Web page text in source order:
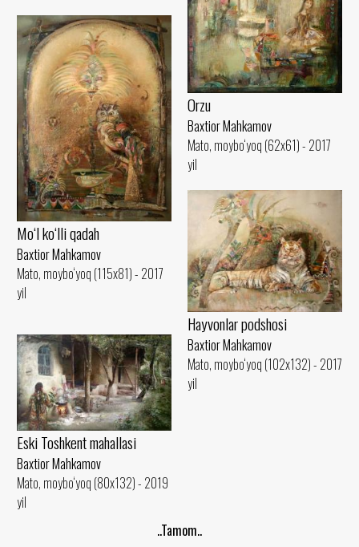
Orzu
Baxtior Mahkamov
Mato, moybo‘yoq (62x61) - 2017
yil
Mo‘l ko‘lli qadah
Baxtior Mahkamov
Mato, moybo‘yoq (115x81) - 2017
yil
Hayvonlar podshosi
Baxtior Mahkamov
Mato, moybo‘yoq (102x132) - 2017
yil
Eski Toshkent mahallasi
Baxtior Mahkamov
Mato, moybo‘yoq (80x132) - 2019
yil
..Tamom..